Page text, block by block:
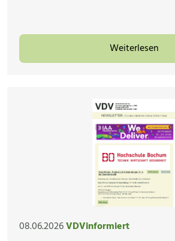
Weiterlesen
08.06.2026VDVinformiert